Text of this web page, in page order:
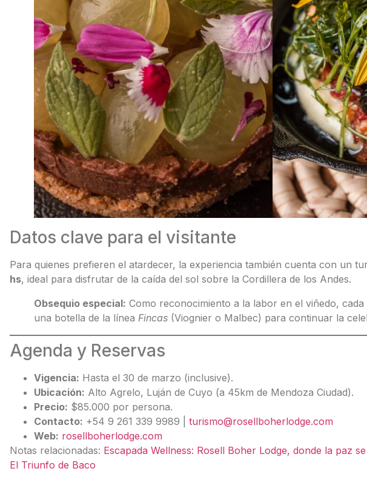
Datos clave para el visitante
Para quienes prefieren el atardecer, la experiencia también cuenta con un
hs, ideal para disfrutar de la caída del sol sobre la Cordillera de los Andes.
Obsequio especial: Como reconocimiento a la labor en el viñedo,
una botella de la línea Fincas(Viognier o Malbec) para continuar la
Agenda y Reservas
Vigencia: Hasta el 30 de marzo (inclusive).
Ubicación: Alto Agrelo, Luján de Cuyo (a 45km de Mendoza Ciudad).
Precio: $85.000 por persona.
Contacto: +54 9 261 339 9989 | turismo@rosellboherlodge.com
Web: rosellboherlodge.com
Notas relacionadas: Escapada Wellness: Rosell Boher Lodge, donde la paz
El Triunfo de Baco